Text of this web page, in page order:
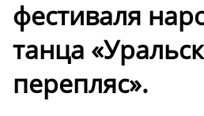
фестиваля
танца
перепляс».